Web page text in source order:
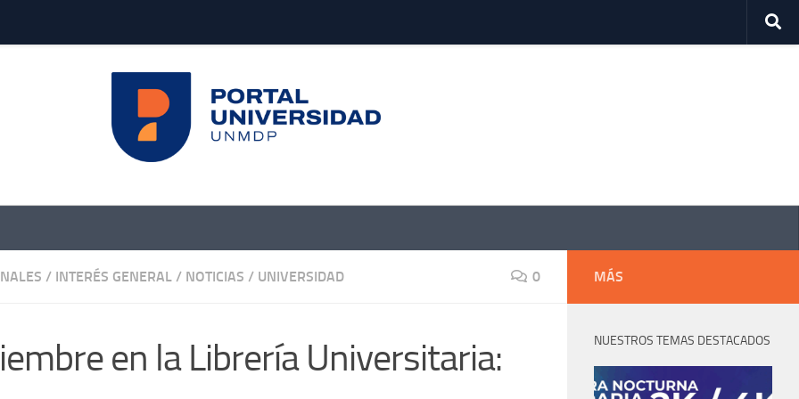
/ INTERÉS GENERAL / NOTICIAS / UNIVERSIDAD 0
en la Librería Universitaria:
MÁS
NUESTROS TEMAS DESTACADOS